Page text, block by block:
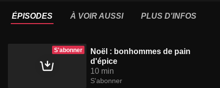
ÉPISODES À VOIR AUSSI PLUS D'INFOS
S'abonner
Noël : bonhommes de pain
d'épice
10 min
S'abonner